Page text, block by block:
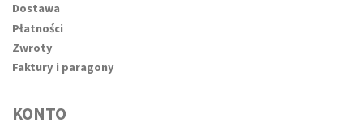
Dostawa
Płatności
Zwroty
Faktury i paragony
KONTO